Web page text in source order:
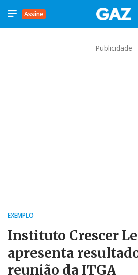
Assine
Publicidade
EXEMPLO
Instituto Crescer
apresenta
reunião da ITGA